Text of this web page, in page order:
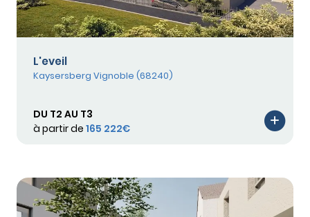
L'eveil
Kaysersberg Vignoble (68240)
DU T2 AU T3
à partir de 165 222€